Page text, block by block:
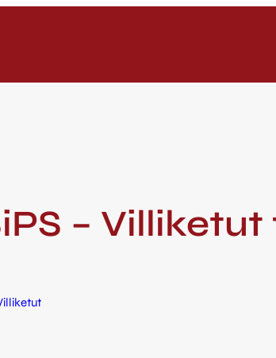
– Villiketut